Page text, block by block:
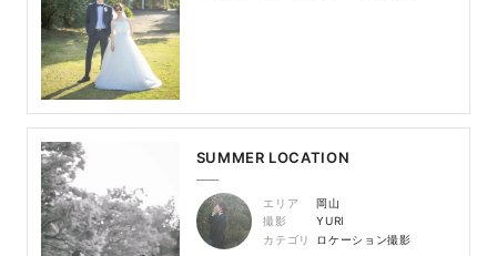
SUMMER LOCATION
エリア
岡山
撮影
YURI
カテゴリ
ロケーション撮影